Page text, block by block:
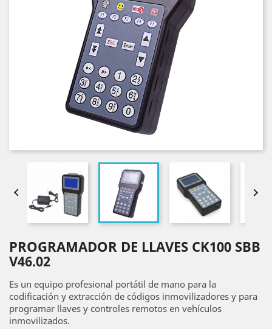
 
PROGRAMADOR DE LLAVES CK100 SBB
V46.02
Es un equipo profesional portátil de mano para la
codificación y extracción de códigos inmovilizadores y para
programar llaves y controles remotos en vehículos
inmovilizados.